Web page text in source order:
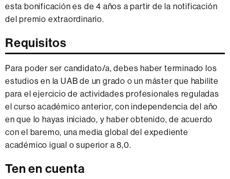
esta bonificación es de 4 años a partir de la notificación
del premio extraordinario.
Requisitos
Para poder ser candidato/a, debes haber terminado los
estudios en la UAB de un grado o un máster que habilite
para el ejercicio de actividades profesionales reguladas
el curso académico anterior, con independencia del año
en que lo hayas iniciado, y haber obtenido, de acuerdo
con el baremo, una media global del expediente
académico igual o superior a 8,0.
Ten en cuenta